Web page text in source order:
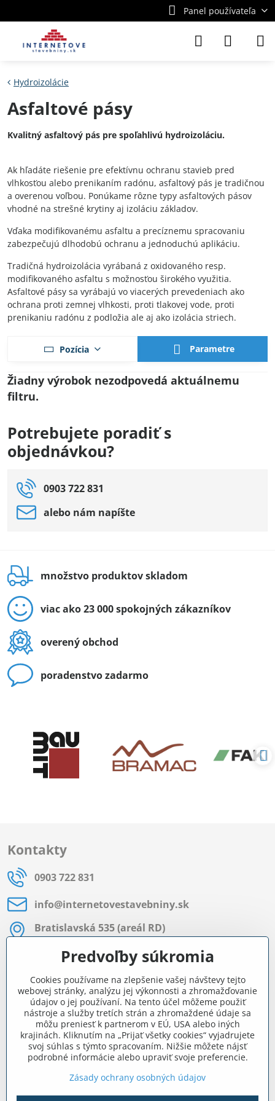
Panel používateľa
Hydroizolácie
Asfaltové pásy
Kvalitný asfaltový pás pre spoľahlivú hydroizoláciu.
Ak hľadáte riešenie pre efektívnu ochranu stavieb pred
vlhkosťou alebo prenikaním radónu, asfaltový pás je tradičnou
a overenou voľbou. Ponúkame rôzne typy asfaltových pásov
vhodné na strešné krytiny aj izoláciu základov.
Vďaka modifikovanému asfaltu a precíznemu spracovaniu
zabezpečujú dlhodobú ochranu a jednoduchú aplikáciu.
Tradičná hydroizolácia vyrábaná z oxidovaného resp.
modifikovaného asfaltu s možnosťou širokého využitia.
Asfaltové pásy sa vyrábajú vo viacerých prevedeniach ako
ochrana proti zemnej vlhkosti, proti tlakovej vode, proti
prenikaniu radónu z podložia ale aj ako izolácia striech.
Pozícia Parametre
Potrebujete poradiť s
objednávkou?
0903 722 831
alebo nám napíšte
množstvo produktov skladom
viac ako 23 000 spokojných zákazníkov
overený obchod
poradenstvo zadarmo
Kontakty
0903 722 831
info​@internetovestavebniny​.sk
Bratislavská 535 (areál RD)
Most pri Bratislave
Pon - Pia 8:00 - 11:30 a 12:15 - 15:30
Facebook
Navigácia
Všetko o nákupe
Predvoľby súkromia
Cookies používame na zlepšenie vašej návštevy tejto
webovej stránky, analýzu jej výkonnosti a zhromažďovanie
údajov o jej používaní. Na tento účel môžeme použiť
nástroje a služby tretích strán a zhromaždené údaje sa
môžu preniesť k partnerom v EÚ, USA alebo iných
krajinách. Kliknutím na „Prijať všetky cookies“ vyjadrujete
svoj súhlas s týmto spracovaním. Nižšie môžete nájsť
podrobné informácie alebo upraviť svoje preferencie.
Zásady ochrany osobných údajov